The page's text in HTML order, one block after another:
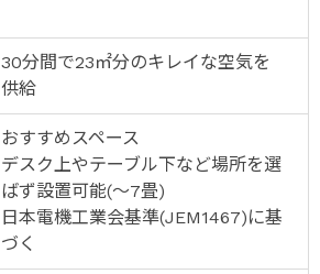
30分間で23㎡分のキレイな空気を
供給
おすすめスペース
デスク上やテーブル下など場所を選
ばず設置可能(～7畳)
日本電機工業会基準(JEM1467)に基
づく